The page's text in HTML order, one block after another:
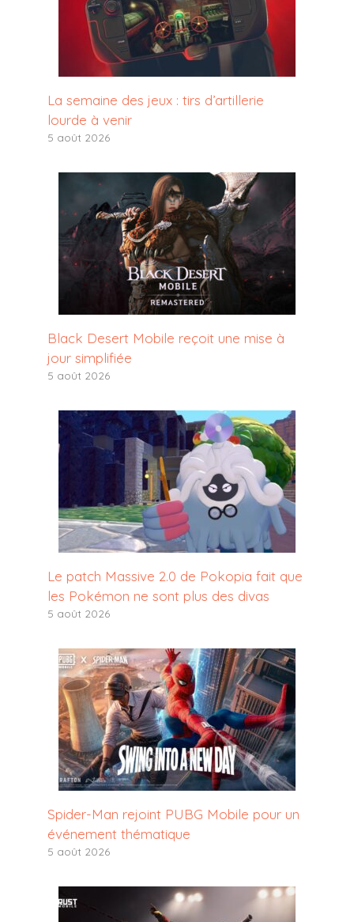
La semaine des jeux : tirs d’artillerie
lourde à venir
5 août 2026
Black Desert Mobile reçoit une mise à
jour simplifiée
5 août 2026
Le patch Massive 2.0 de Pokopia fait que
les Pokémon ne sont plus des divas
5 août 2026
Spider-Man rejoint PUBG Mobile pour un
événement thématique
5 août 2026